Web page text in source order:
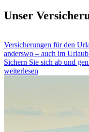
Unser
Versicherungen für den
anderswo – auch im
Sichern Sie sich ab und
weiterlesen